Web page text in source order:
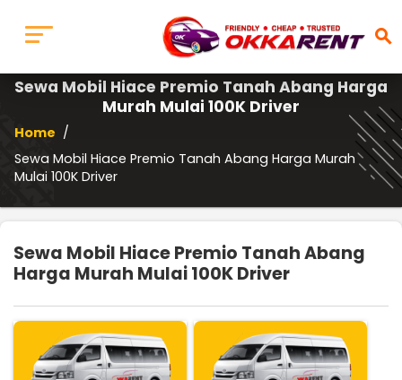
search
Sewa Mobil Hiace Premio Tanah Abang Harga
Murah Mulai 100K Driver
Home /
Sewa Mobil Hiace Premio Tanah Abang Harga Murah
Mulai 100K Driver
Sewa Mobil Hiace Premio Tanah Abang
Harga Murah Mulai 100K Driver